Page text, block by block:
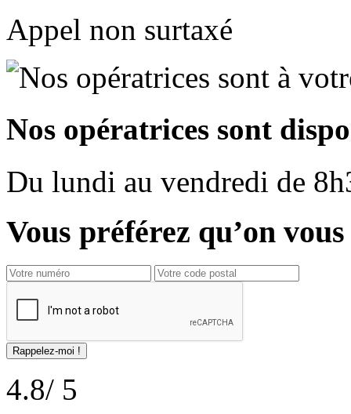
Appel non surtaxé
Nos opératrices sont
Du lundi au vendredi de
Vous préférez qu’on
4.8/ 5